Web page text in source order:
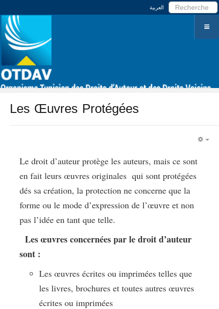
العربية
Les Œuvres Protégées
Le droit d’auteur protège les auteurs, mais ce sont
en fait leurs œuvres originales qui sont protégées
dés sa création, la protection ne concerne que la
forme ou le mode d’expression de l’œuvre et non
pas l’idée en tant que telle.
Les œuvres concernées par le droit d’auteur
sont :
Les œuvres écrites ou imprimées telles que
les livres, brochures et toutes autres œuvres
écrites ou imprimées